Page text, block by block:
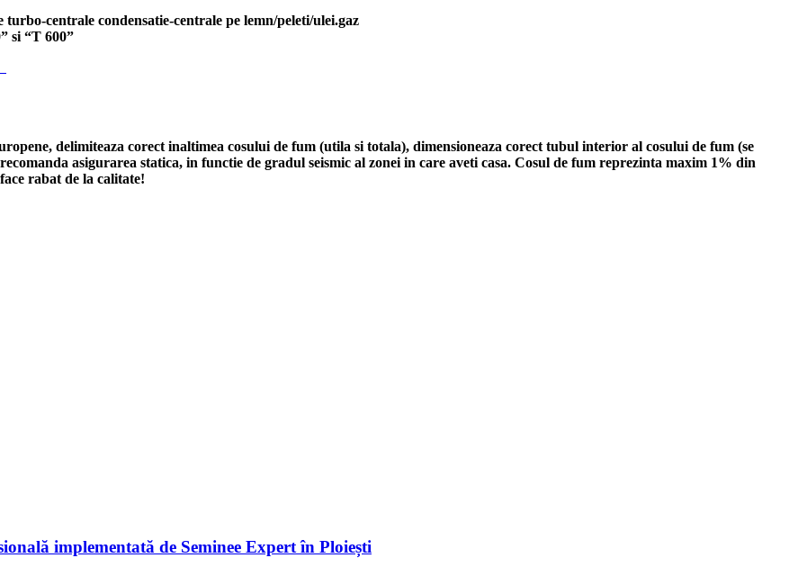
turbo-centrale condensatie-centrale pe lemn/peleti/ulei.gaz
si “T 600”
delimiteaza corect inaltimea cosului de fum (utila si totala), dimensioneaza corect tubul interior al cosului de fum (se
asigurarea statica, in functie de gradul seismic al zonei in care aveti casa. Cosul de fum reprezinta maxim 1% din
rabat de la calitate!
implementată de Seminee Expert în Ploiești